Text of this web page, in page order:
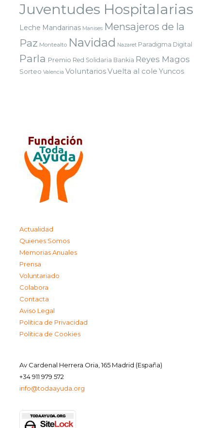
Juventudes Hospitalarias
Leche Mandarinas Manises Mensajeros de la
Paz Montealto Navidad Nazaret Paradigma Digital
Parla Premio Red Solidaria Bankia Reyes Magos
Sorteo Valencia VoluntariosVuelta al cole Yuncos
Actualidad
Quienes Somos
Memorias Anuales
Prensa
Voluntariado
Colabora
Contacta
Aviso Legal
Política de Privacidad
Política de Cookies
Av Cardenal Herrera Oria, 165 Madrid (España)
+34 911 979 572
info@todaayuda.org